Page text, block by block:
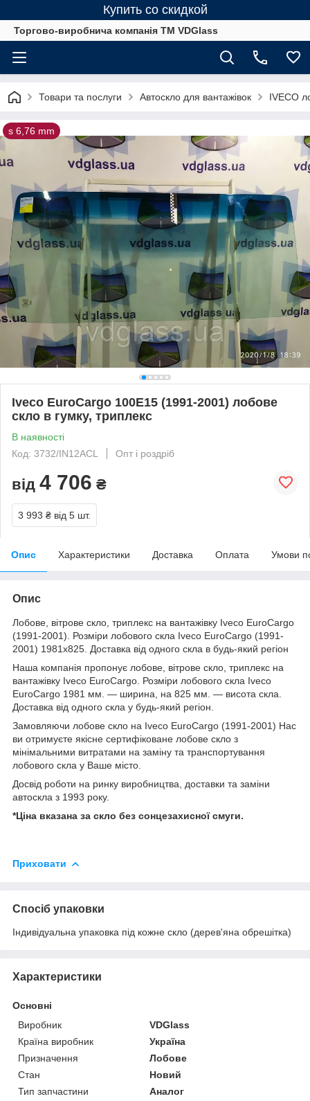
Купить со скидкой
Торгово-виробнича компанія ТМ VDGlass
Товари та послуги Автоскло для вантажівок IVECO
s 6,76 mm
Iveco EuroCargo 100E15 (1991-2001) лобове
скло в гумку, триплекс
В наявності
Код: 3732/IN12ACL
Опт і роздріб
від 4 706 ₴
3 993 ₴ від 5 шт.
Опис Характеристики Доставка Оплата Умови
Опис
Лобове, вітрове скло, триплекс на вантажівку Iveco EuroCargo
(1991-2001). Розміри лобового скла Iveco EuroCargo (1991-
2001) 1981х825. Доставка від одного скла в будь-який регіон
Наша компанія пропонує лобове, вітрове скло, триплекс на
вантажівку Iveco EuroCargo. Розміри лобового скла Iveco
EuroCargo 1981 мм. ― ширина, на 825 мм. ― висота скла.
Доставка від одного скла у будь-який регіон.
Замовляючи лобове скло на Iveco EuroCargo (1991-2001) Нас
ви отримуєте якісне сертифіковане лобове скло з
мінімальними витратами на заміну та транспортування
лобового скла у Ваше місто.
Досвід роботи на ринку виробництва, доставки та заміни
автоскла з 1993 року.
*Ціна вказана за скло без сонцезахисної смуги.
Приховати
Спосіб упаковки
Індивідуальна упаковка під кожне скло (дерев'яна обрешітка)
Характеристики
Основні
Виробник
VDGlass
Країна виробник
Україна
Призначення
Лобове
Стан
Новий
Тип запчастини
Аналог